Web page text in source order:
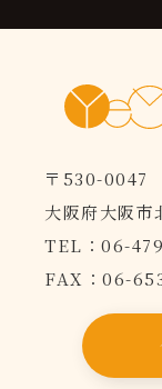
〒530-0047
大阪府大阪市
TEL：06-
FAX：06-